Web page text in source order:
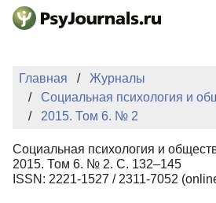
Перейти к основному содержанию
НОВОСТИ
ИЗДАНИЯ
БАЗА ЗНАНИЙ
КЛЮЧЕВЫЕ
Регистрация
Главная
Журналы
Социальная психология и
2015. Том 6. № 2
Социальная психология и
2015. Том 6. № 2. С. 132–145
ISSN: 2221-1527 / 2311-7052